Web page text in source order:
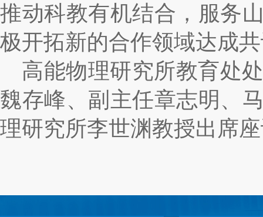
推动科教有机结合，服务
极开拓新的合作领域达成
高能物理研究所教育处
魏存峰、副主任章志明、
理研究所李世渊教授出席